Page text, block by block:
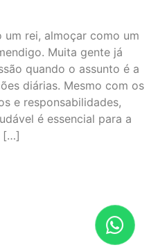
um rei, almoçar como um
Muita gente já
quando o assunto é a
diárias. Mesmo com os
e responsabilidades,
é essencial para a
[…]